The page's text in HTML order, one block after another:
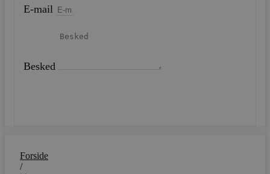
E-mail
Besked
Forside
/